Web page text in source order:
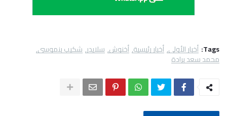
Tags: أخبار الأولى أخبار رئيسية أخنوش سلايدر شكيب بنموسى
محمد سعد برادة